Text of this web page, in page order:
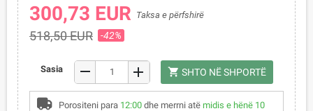
300,73 EUR Taksa e përfshirë
518,50 EUR -42%
Sasia remove add shopping_cart SHTO NË SHPORTË
Porositeni para 12:00dhe merrni atë midis e hënë 10